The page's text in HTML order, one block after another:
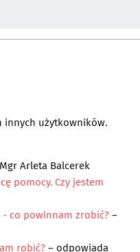
innych użytkowników.
Mgr Arleta Balcerek
pomocy. Czy jestem
- co powinnam zrobić?–
robić?– odpowiada